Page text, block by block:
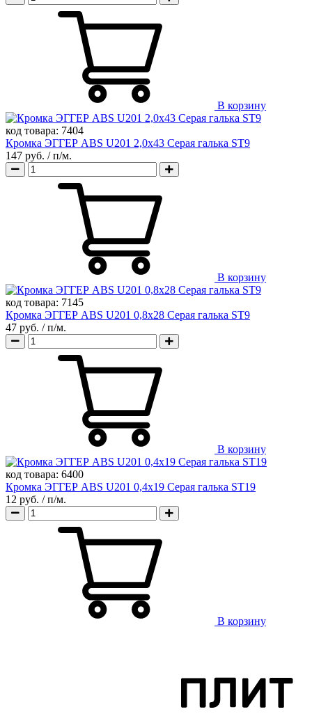
В корзину
код товара: 7404
Кромка ЭГГЕР ABS U201 2,0х43 Серая галька ST9
147 руб. / п/м.
В корзину
код товара: 7145
Кромка ЭГГЕР ABS U201 0,8х28 Серая галька ST9
47 руб. / п/м.
В корзину
код товара: 6400
Кромка ЭГГЕР ABS U201 0,4х19 Серая галька ST19
12 руб. / п/м.
В корзину